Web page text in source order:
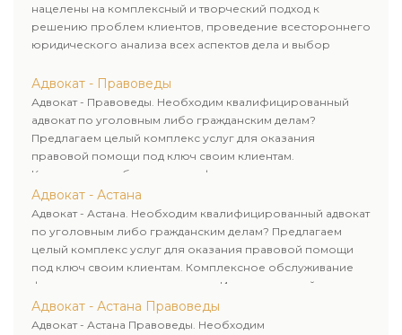
нацелены на комплексный и творческий подход к
решению проблем клиентов, проведение всестороннего
юридического анализа всех аспектов дела и выбор
Адвокат - Правоведы
Адвокат - Правоведы. Необходим квалифицированный
адвокат по уголовным либо гражданским делам?
Предлагаем целый комплекс услуг для оказания
правовой помощи под ключ своим клиентам.
Комплексное обслуживание физических и юридических
лиц. Индивидуальный подход к каждому клиенту.
Адвокат - Астана
Адвокат - Астана. Необходим квалифицированный адвокат
по уголовным либо гражданским делам? Предлагаем
целый комплекс услуг для оказания правовой помощи
под ключ своим клиентам. Комплексное обслуживание
физических и юридических лиц. Индивидуальный подход к
каждому клиенту.
Адвокат - Астана Правоведы
Адвокат - Астана Правоведы. Необходим